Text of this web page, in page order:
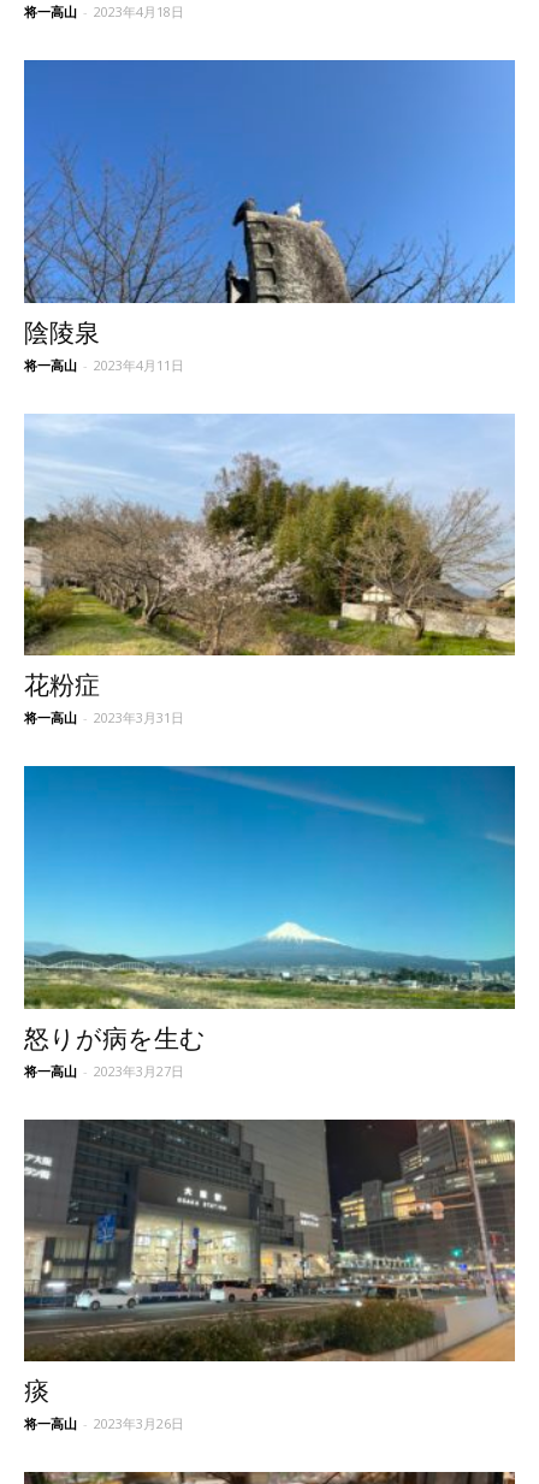
将一高山 - 2023年4月18日
陰陵泉
将一高山 - 2023年4月11日
花粉症
将一高山 - 2023年3月31日
怒りが病を生む
将一高山 - 2023年3月27日
痰
将一高山 - 2023年3月26日